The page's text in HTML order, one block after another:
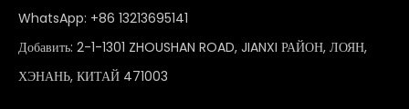
WhatsApp: +86 13213695141
Добавить: 2-1-1301 ZHOUSHAN ROAD, JIANXI РАЙОН, ЛОЯН,
ХЭНАНЬ, КИТАЙ 471003